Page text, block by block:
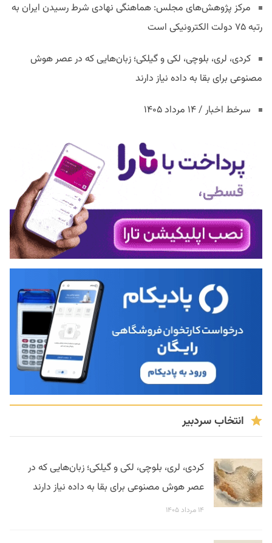
مرکز پژوهش‌های مجلس: هماهنگی نهادی شرط رسیدن ایران به
رتبه ۷۵ دولت الکترونیکی است
کردی، لری، بلوچی، لکی و گیلکی؛ زبان‌هایی که در عصر هوش
مصنوعی برای بقا به داده نیاز دارند
سرخط اخبار / ۱۴ مرداد ۱۴۰۵
انتخاب سردبیر
کردی، لری، بلوچی، لکی و گیلکی؛ زبان‌هایی که در
عصر هوش مصنوعی برای بقا به داده نیاز دارند
۱۴ مرداد ۱۴۰۵